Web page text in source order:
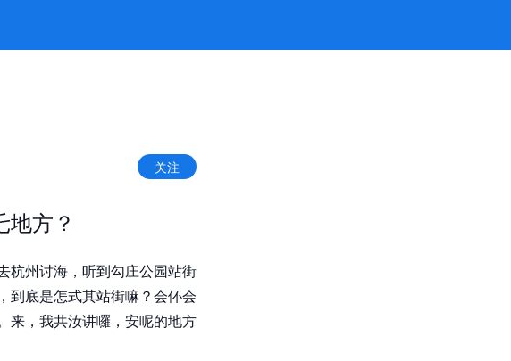
关注
方？
杭州讨海，听到勾庄公园站街
到底是怎式其站街嘛？会伓会
来，我共汝讲囉，安呢的地方